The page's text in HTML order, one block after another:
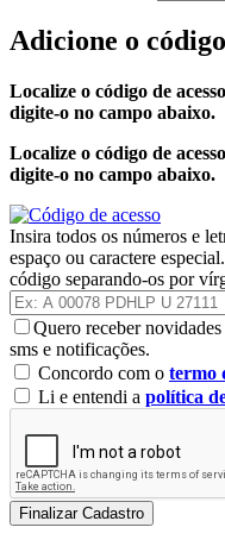
Adicione o
Localize o código de
digite-o no campo abaixo.
Localize o código de
digite-o no campo abaixo.
Insira todos os números e
espaço ou caractere
código separando-os por
Quero receber
sms e notificações.
Concordo com o termo
Li e entendi a política